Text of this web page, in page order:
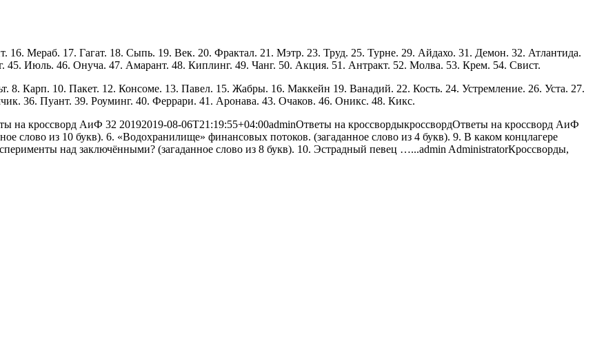
16. Мераб. 17. Гагат. 18. Сыпь. 19. Век. 20. Фрактал. 21. Мэтр. 23. Труд. 25. Турне. 29. Айдахо. 31. Демон. 32. Атлантида.
Июль. 46. Онуча. 47. Амарант. 48. Киплинг. 49. Чанг. 50. Акция. 51. Антракт. 52. Молва. 53. Крем. 54. Свист.
8. Карп. 10. Пакет. 12. Консоме. 13. Павел. 15. Жабры. 16. Маккейн 19. Ванадий. 22. Кость. 24. Устремление. 26. Уста. 27.
36. Пуант. 39. Роуминг. 40. Феррари. 41. Аронава. 43. Очаков. 46. Оникс. 48. Кикс.
на кроссворд АиФ 32 20192019-08-06T21:19:55+04:00adminОтветы на кроссвордыкроссвордОтветы на кроссворд АиФ
слово из 10 букв). 6. «Водохранилище» финансовых потоков. (загаданное слово из 4 букв). 9. В каком концлагере
над заключёнными? (загаданное слово из 8 букв). 10. Эстрадный певец …...admin AdministratorКроссворды,